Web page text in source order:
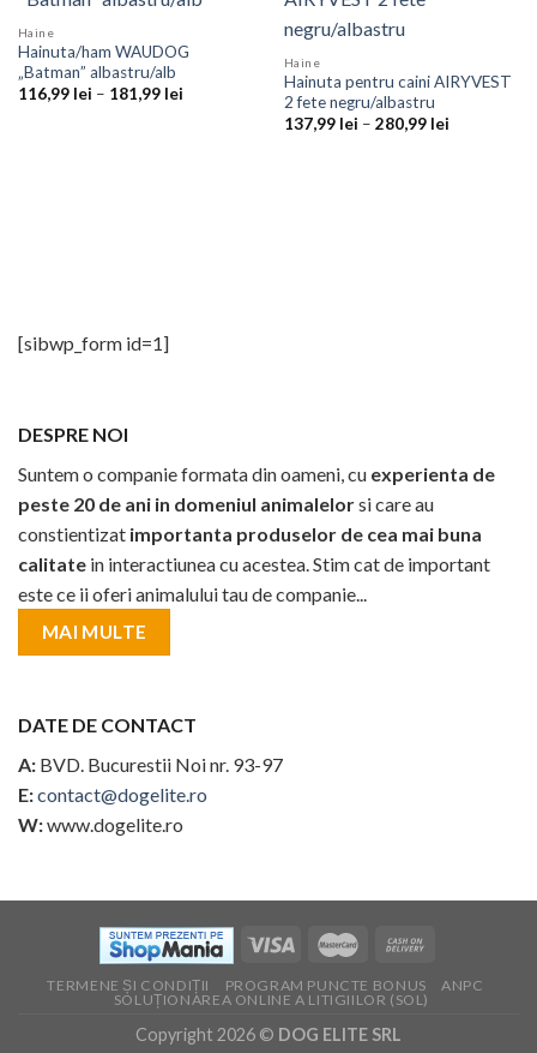
Haine
Hainuta/ham WAUDOG
„Batman” albastru/alb
116,99 lei – 181,99 leiInterval
Haine
Hainuta pentru caini AIRYVEST
2 fete negru/albastru
137,99 lei – 280,99 leiInterval
[sibwp_form id=1]
DESPRE NOI
Suntem o companie formata din oameni, cu experienta de
peste 20 de ani in domeniul animalelorsi care au
constientizat importanta produselor de cea mai buna
calitate in interactiunea cu acestea. Stim cat de important
este ce ii oferi animalului tau de companie...
MAI MULTE
DATE DE CONTACT
A: BVD. Bucurestii Noi nr. 93-97
E:contact@dogelite.ro
W:www.dogelite.ro
TERMENE ȘI CONDIȚII PROGRAM PUNCTE BONUS
ANPC
SOLUȚIONAREA ONLINE A LITIGIILOR (SOL)
Copyright 2026 © DOG ELITE SRL